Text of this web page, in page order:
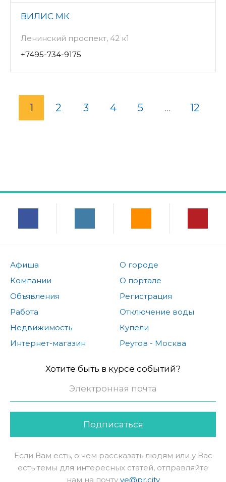
ВИЛИС МК
Ленинский проспект, 42 к1
+7495-734-9175
1 2 3 4 5 ... 12
Афиша
Компании
Объявления
Работа
Недвижимость
Интернет-магазин
О городе
О портале
Регистрация
Отключение воды
Купели
Реутов - Москва
Хотите быть в курсе событий?
Подписаться
Если Вам есть, о чем рассказать людям или у Вас
есть темы для интересных статей, отправляйте
нам на почту ve@pr.city